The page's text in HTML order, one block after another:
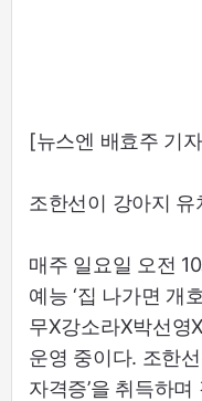
[뉴스엔 배효주 기
조한선이 강아지
매주 일요일 오전
예능 ‘집 나가면 개
무X강소라X박선영
운영 중이다. 조한
자격증’을 취득하